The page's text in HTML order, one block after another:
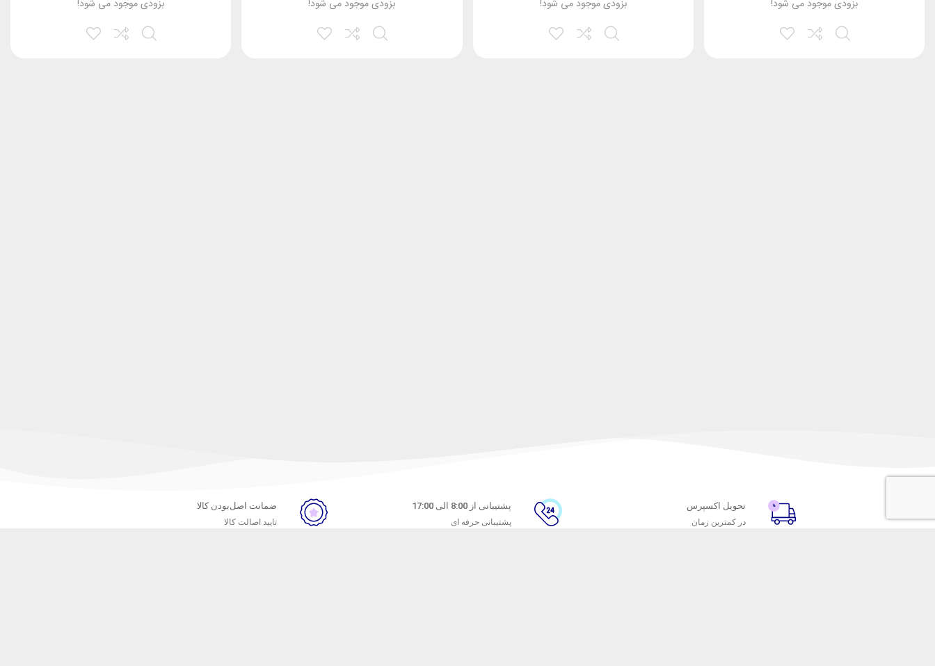
بزودی موجود می شود!
بزودی موجود می شود!
بزودی موجود می شود!
بزودی موجود می شود!
تحویل اکسپرس
در کمترین زمان
پشتیبانی از 8:00 الی 17:00
پشتیبانی حرفه ای
ضمانت اصل‌بودن کالا
تایید اصالت کالا